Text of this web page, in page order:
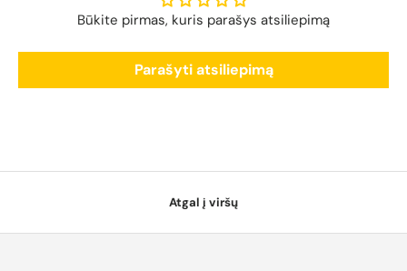
Būkite pirmas, kuris parašys atsiliepimą
Parašyti atsiliepimą
Atgal į viršų